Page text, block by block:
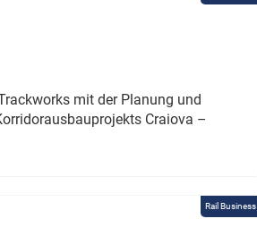
mit der Planung und
Craiova –
Rail Business